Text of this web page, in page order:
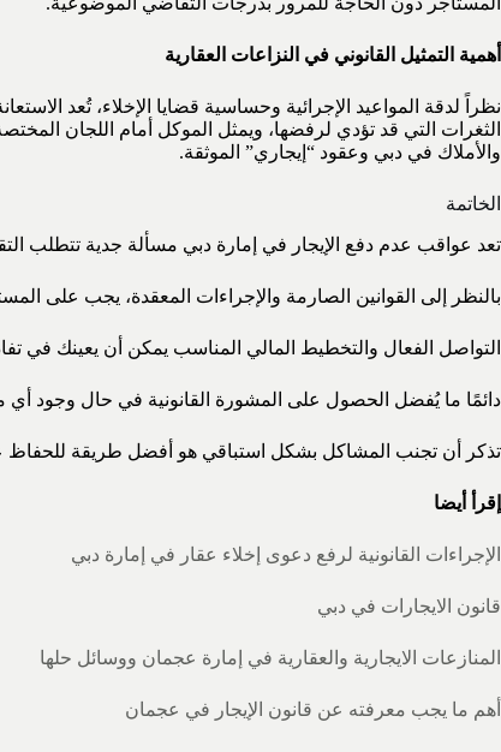
أهمية التمثيل القانوني في النزاعات العقارية
نظراً لدقة المواعيد الإجرائية وحساسية قضايا الإخلاء، تُعد
الثغرات التي قد تؤدي لرفضها، ويمثل الموكل أمام اللجان
والأملاك في دبي وعقود “إيجاري” الموثقة.
الخاتمة
تعد عواقب عدم دفع الإيجار في إمارة دبي مسألة جدية تتطلب
بالنظر إلى القوانين الصارمة والإجراءات المعقدة، يجب على
التواصل الفعال والتخطيط المالي المناسب يمكن أن يعينك في
دائمًا ما يُفضل الحصول على المشورة القانونية في حال وجود أي
تذكر أن تجنب المشاكل بشكل استباقي هو أفضل طريقة للحفاظ
إقرأ أيضا
الإجراءات القانونية لرفع دعوى إخلاء عقار في إمارة دبي
قانون الايجارات في دبي
المنازعات الايجارية والعقارية في إمارة عجمان ووسائل حلها
أهم ما يجب معرفته عن قانون الإيجار في عجمان